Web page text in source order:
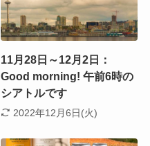
11月28日～12月2日：
Good morning! 午前6時の
シアトルです
2022年12月6日(火)